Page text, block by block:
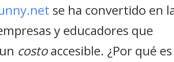
se ha convertido en
y educadores que
costoaccesible. ¿Por qué es